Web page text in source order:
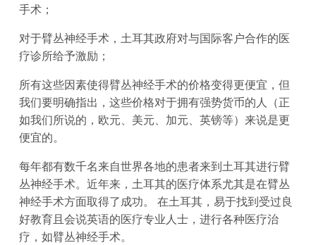
手术；
对于臂丛神经手术，土耳其政府对与国际客户合作的医
疗诊所给予激励；
所有这些因素使得臂丛神经手术的价格变得更便宜，但
我们要明确指出，这些价格对于拥有强势货币的人（正
如我们所说的，欧元、美元、加元、英镑等）来说是更
便宜的。
每年都有数千名来自世界各地的患者来到土耳其进行臂
丛神经手术。近年来，土耳其的医疗体系尤其是在臂丛
神经手术方面取得了成功。 在土耳其，易于找到受过良
好教育且会说英语的医疗专业人士，进行各种医疗治
疗，如臂丛神经手术。